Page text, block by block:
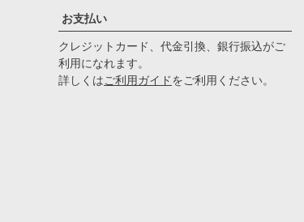
お支払い
クレジットカード、代金引換、銀行振込がご
利用になれます。
詳しくはご利用ガイドをご利用ください。